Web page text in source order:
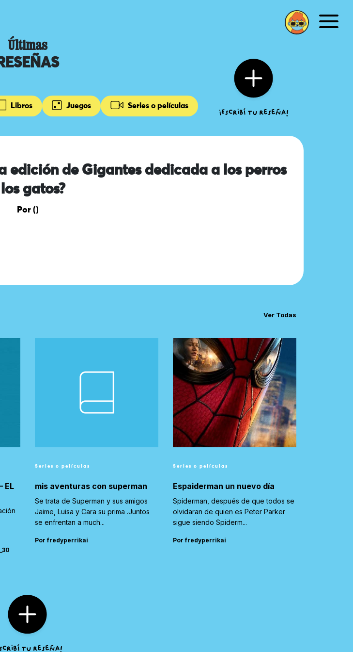
Últimas
RESEÑAS
Libros Juegos Series o películas
edición de Gigantes dedicada a los perros
gatos?
Por ()
Ver Todas
EL
Series o películas
mis aventuras con superman
Se trata de Superman y sus amigos
Jaime, Luisa y Cara su prima .Juntos
se enfrentan a much...
Por fredyperrikai
Series o películas
Espaiderman un nuevo día
Spiderman, después de que todos se
olvidaran de quien es Peter Parker
sigue siendo Spiderm...
Por fredyperrikai